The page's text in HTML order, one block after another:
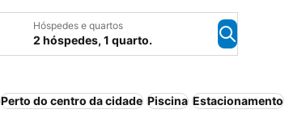
Hóspedes e quartos
2 hóspedes, 1 quarto.
Perto do centro da cidade Piscina Estacionamento